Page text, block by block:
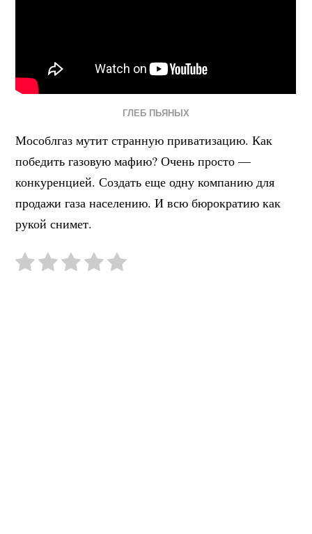
ГЛЕБ ПЬЯНЫХ
Мособлгаз мутит странную приватизацию. Как
победить газовую мафию? Очень просто —
конкуренцией. Создать еще одну компанию для
продажи газа населению. И всю бюрократию как
рукой снимет.